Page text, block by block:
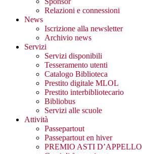
Relazioni e connessioni
News
Iscrizione alla newsletter
Archivio news
Servizi
Servizi disponibili
Tesseramento utenti
Catalogo Biblioteca
Prestito digitale MLOL
Prestito interbibliotecario
Bibliobus
Servizi alle scuole
Attività
Passepartout
Passepartout en hiver
PREMIO ASTI D’APPELLO